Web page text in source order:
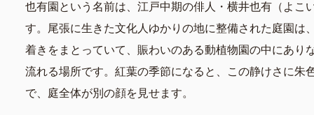
也有園という名前は、江戸中期の俳人・横井也有（よこ
す。尾張に生きた文化人ゆかりの地に整備された庭園は
着きをまとっていて、賑わいのある動植物園の中にあり
流れる場所です。紅葉の季節になると、この静けさに朱
で、庭全体が別の顔を見せます。